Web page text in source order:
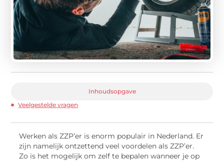
Inhoudsopgave
Veelgestelde vragen
Werken als ZZP’er is enorm populair in Nederland. Er
zijn namelijk ontzettend veel voordelen als ZZP’er.
Zo is het mogelijk om zelf te bepalen wanneer je op